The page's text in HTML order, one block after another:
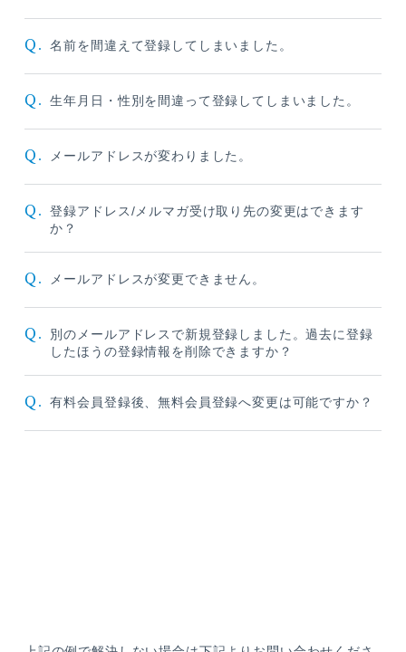
Q. 名前を間違えて登録してしまいました。
Q. 生年月日・性別を間違って登録してしまいました。
Q. メールアドレスが変わりました。
Q.
登録アドレス/メルマガ受け取り先の変更はできます
か？
Q. メールアドレスが変更できません。
Q.
別のメールアドレスで新規登録しました。過去に登録
したほうの登録情報を削除できますか？
Q. 有料会員登録後、無料会員登録へ変更は可能ですか？